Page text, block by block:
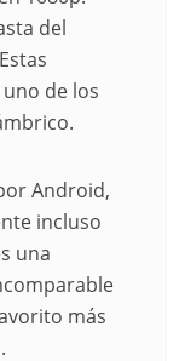
del
de los
Android,
incluso
una
más